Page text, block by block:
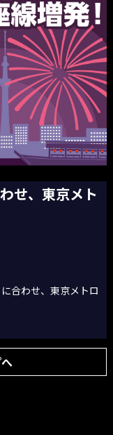
せ、東京メト
合わせ、東京メトロ